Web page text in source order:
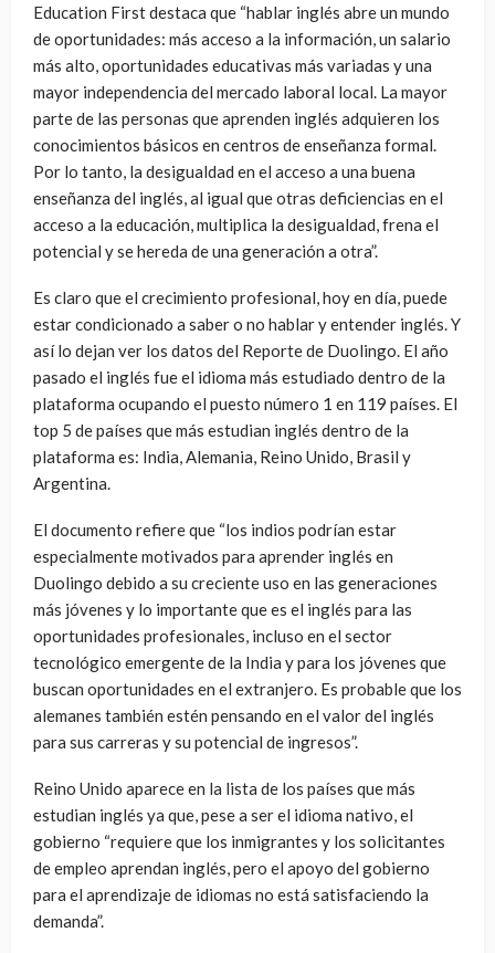
Education First destaca que “hablar inglés abre un mundo
de oportunidades: más acceso a la información, un salario
más alto, oportunidades educativas más variadas y una
mayor independencia del mercado laboral local. La mayor
parte de las personas que aprenden inglés adquieren los
conocimientos básicos en centros de enseñanza formal.
Por lo tanto, la desigualdad en el acceso a una buena
enseñanza del inglés, al igual que otras deficiencias en el
acceso a la educación, multiplica la desigualdad, frena el
potencial y se hereda de una generación a otra”.
Es claro que el crecimiento profesional, hoy en día, puede
estar condicionado a saber o no hablar y entender inglés. Y
así lo dejan ver los datos del Reporte de Duolingo. El año
pasado el inglés fue el idioma más estudiado dentro de la
plataforma ocupando el puesto número 1 en 119 países. El
top 5 de países que más estudian inglés dentro de la
plataforma es: India, Alemania, Reino Unido, Brasil y
Argentina.
El documento refiere que “los indios podrían estar
especialmente motivados para aprender inglés en
Duolingo debido a su creciente uso en las generaciones
más jóvenes y lo importante que es el inglés para las
oportunidades profesionales, incluso en el sector
tecnológico emergente de la India y para los jóvenes que
buscan oportunidades en el extranjero. Es probable que los
alemanes también estén pensando en el valor del inglés
para sus carreras y su potencial de ingresos”.
Reino Unido aparece en la lista de los países que más
estudian inglés ya que, pese a ser el idioma nativo, el
gobierno “requiere que los inmigrantes y los solicitantes
de empleo aprendan inglés, pero el apoyo del gobierno
para el aprendizaje de idiomas no está satisfaciendo la
demanda”.